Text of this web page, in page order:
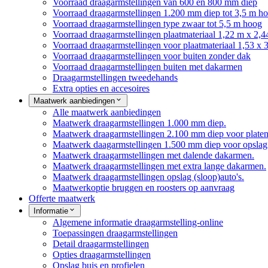
Voorraad draagarmstellingen 1.200 mm diep tot 3,5 m
Voorraad draagarmstellingen type zwaar tot 5,5 m hoog
Voorraad draagarmstellingen plaatmateriaal 1,22 m x
Voorraad draagarmstellingen voor plaatmateriaal 1,53 x
Voorraad draagarmstellingen voor buiten zonder dak
Voorraad draagarmstellingen buiten met dakarmen
Draagarmstellingen tweedehands
Extra opties en accesoires
Maatwerk aanbiedingen
Alle maatwerk aanbiedingen
Maatwerk draagarmstellingen 1.000 mm diep.
Maatwerk draagarmstellingen 2.100 mm diep voor
Maatwerk daagarmstellingen 1.500 mm diep voor opslag
Maatwerk draagarmstellingen met dalende dakarmen.
Maatwerk draagarmstellingen met extra lange dakarmen.
Maatwerk draagarmstellingen opslag (sloop)auto's.
Maatwerkoptie bruggen en roosters op aanvraag
Offerte maatwerk
Informatie
Algemene informatie draagarmstelling-online
Toepassingen draagarmstellingen
Detail draagarmstellingen
Opties draagarmstellingen
Opslag buis en profielen